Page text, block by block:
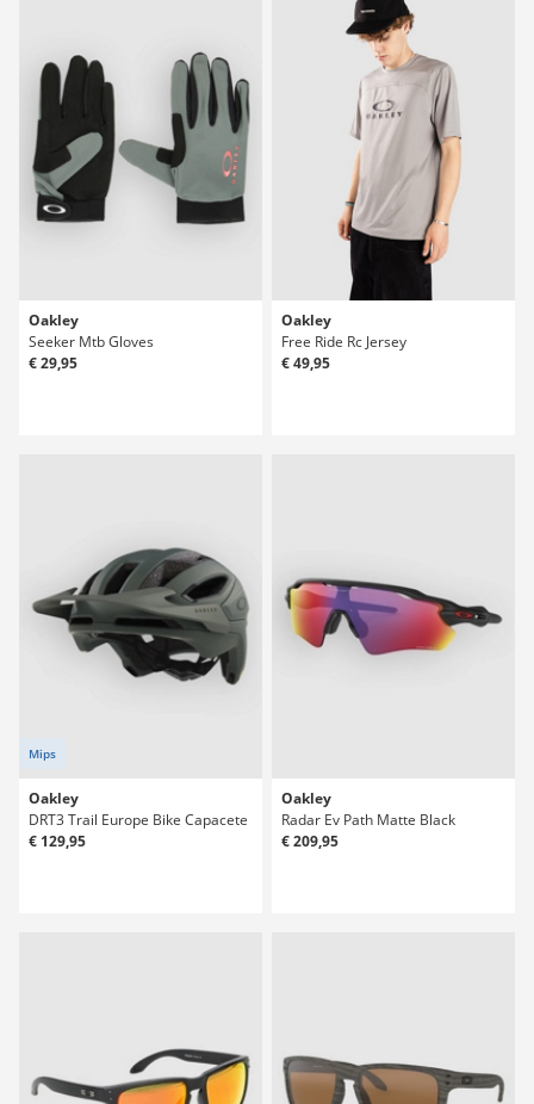
Oakley
Seeker Mtb Gloves
€ 29,95
Oakley
Free Ride Rc Jersey
€ 49,95
Mips
Oakley
DRT3 Trail Europe Bike Capacete
€ 129,95
Oakley
Radar Ev Path Matte Black
€ 209,95